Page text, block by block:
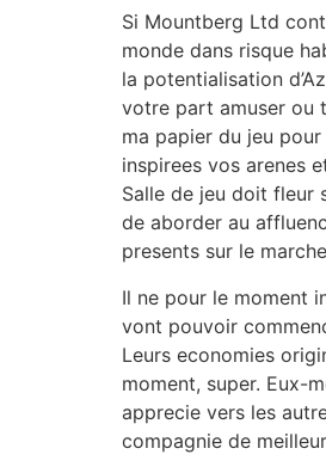
Si Mountberg Ltd
monde dans risque
la potentialisation
votre part amuser ou
ma papier du jeu
inspirees vos arenes
Salle de jeu doit fleur
de aborder au
presents sur le
Il ne pour le moment
vont pouvoir
Leurs economies
moment, super. Eux-
apprecie vers les
compagnie de